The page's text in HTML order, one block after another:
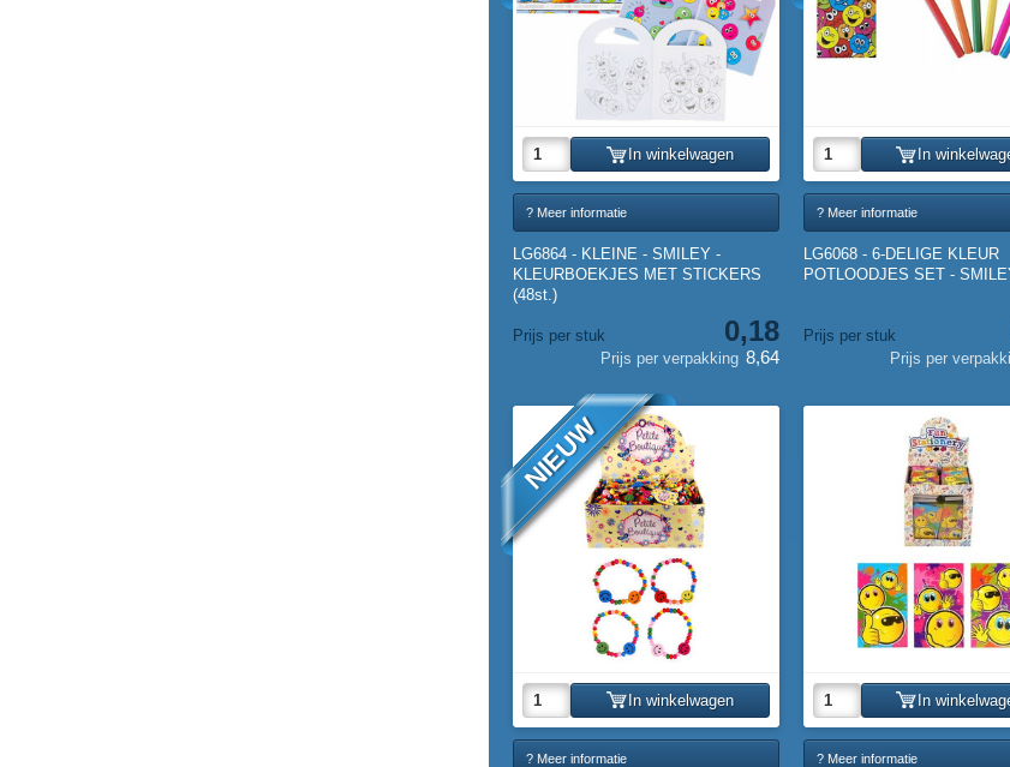
In winkelwagen
? Meer informatie
LG6864 - KLEINE - SMILEY -
KLEURBOEKJES MET STICKERS
(48st.)
Prijs per stuk 0,18
Prijs per verpakking 8,64
In
? Meer informatie
LG6068 - 6-DELIGE KLEUR
POTLOODJES SET -
Prijs per stuk
Prijs per
NIEUW
In winkelwagen
? Meer informatie
In
? Meer informatie